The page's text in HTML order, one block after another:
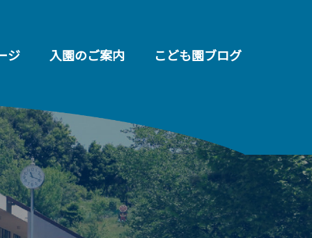
ジ 入園のご案内 こども園ブログ